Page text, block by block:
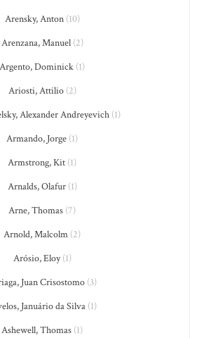
Arensky, Anton(10)
Arenzana, Manuel(2)
Argento, Dominick (1)
Ariosti, Attilio(2)
Alexander Andreyevich(1)
Armando, Jorge (1)
Armstrong, Kit (1)
Arnalds, Olafur(1)
Arne, Thomas (7)
Arnold, Malcolm (2)
Arósio, Eloy(1)
Juan Crisostomo(3)
Januário da Silva (1)
Ashewell, Thomas (1)